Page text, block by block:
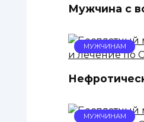
Мужчина с
МУЖЧИНАМ
МУЖЧИНАМ